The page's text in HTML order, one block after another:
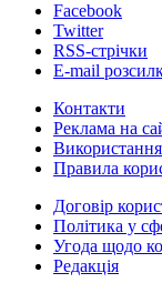
Facebook
Twitter
RSS-стрічки
E-mail
Контакти
Реклама на
Використання
Правила
Договір
Політика у
Угода щодо
Редакція